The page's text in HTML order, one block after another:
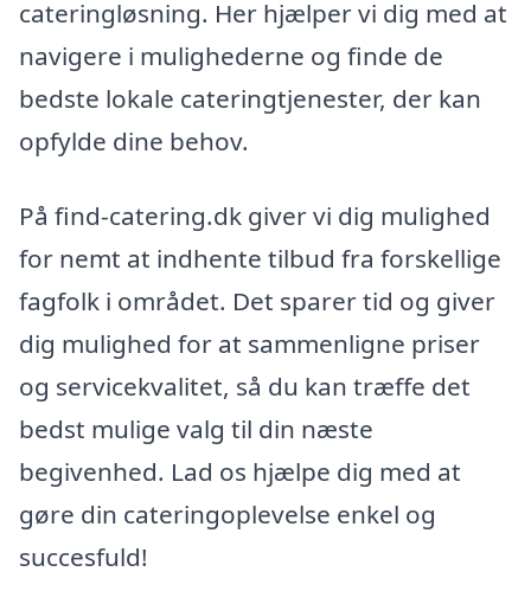
cateringløsning. Her hjælper vi dig med at
navigere i mulighederne og finde de
bedste lokale cateringtjenester, der kan
opfylde dine behov.
På find-catering.dk giver vi dig mulighed
for nemt at indhente tilbud fra forskellige
fagfolk i området. Det sparer tid og giver
dig mulighed for at sammenligne priser
og servicekvalitet, så du kan træffe det
bedst mulige valg til din næste
begivenhed. Lad os hjælpe dig med at
gøre din cateringoplevelse enkel og
succesfuld!